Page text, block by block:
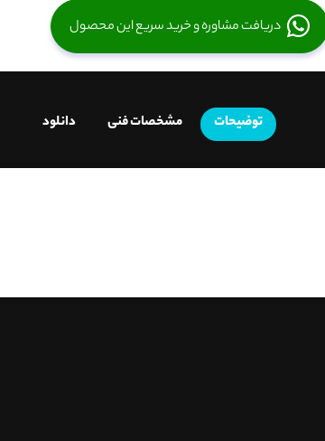
دریافت مشاوره و خرید سریع این محصول
توضیحات مشخصات فنی دانلود